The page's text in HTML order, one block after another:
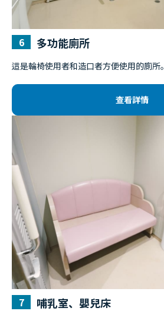
多功能廁所
這是輪椅使用者和造口者方便使用的廁所。
查看詳情
哺乳室、嬰兒床